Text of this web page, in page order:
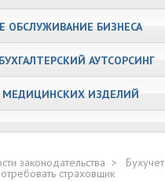
ОБСЛУЖИВАНИЕ БИЗНЕСА
АУТСОРСИНГ
МЕДИЦИНСКИХ ИЗДЕЛИЙ
законодательства Бухучет
страховщик